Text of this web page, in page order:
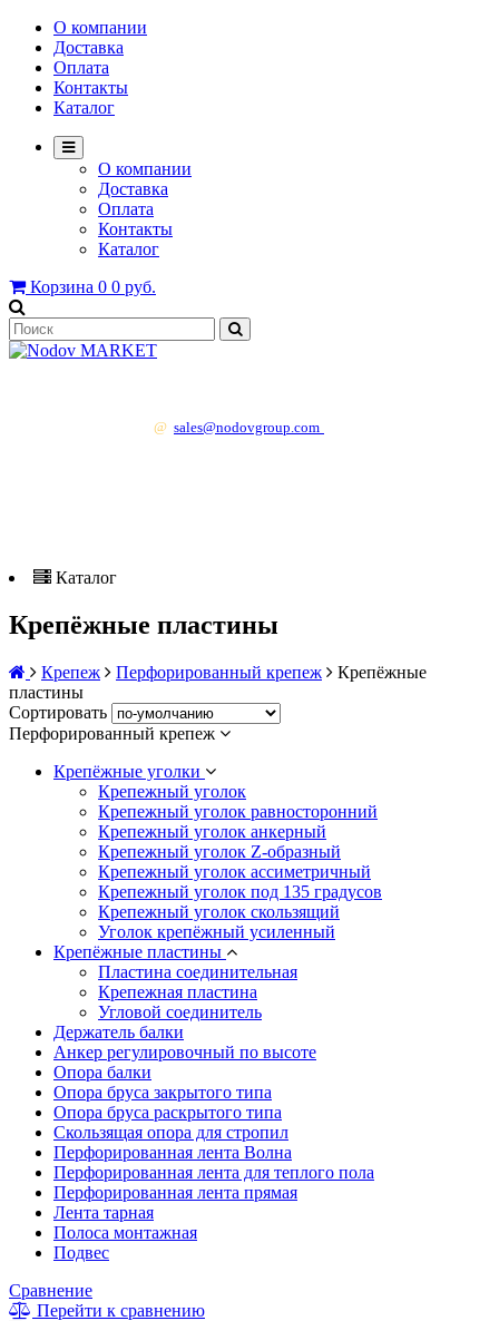
О компании
Доставка
Оплата
Контакты
Каталог
О компании
Доставка
Оплата
Контакты
Каталог
Корзина 0 0 руб.
@ sales@nodovgroup.com
Каталог
Крепёжные пластины
Крепеж Перфорированный крепеж
Крепёжные
пластины
Сортировать
Перфорированный крепеж
Крепёжные уголки
Крепежный уголок
Крепежный уголок равносторонний
Крепежный уголок анкерный
Крепежный уголок Z-образный
Крепежный уголок ассиметричный
Крепежный уголок под 135 градусов
Крепежный уголок скользящий
Уголок крепёжный усиленный
Крепёжные пластины
Пластина соединительная
Крепежная пластина
Угловой соединитель
Держатель балки
Анкер регулировочный по высоте
Опора балки
Опора бруса закрытого типа
Опора бруса раскрытого типа
Скользящая опора для стропил
Перфорированная лента Волна
Перфорированная лента для теплого пола
Перфорированная лента прямая
Лента тарная
Полоса монтажная
Подвес
Сравнение
Перейти к сравнению